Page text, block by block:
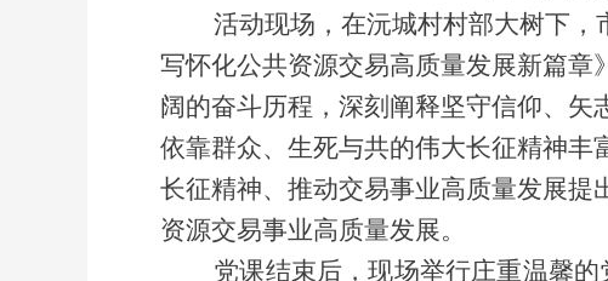
活动现场，在沅城村村部大树下，
写怀化公共资源交易高质量发展新篇
阔的奋斗历程，深刻阐释坚守信仰、矢
依靠群众、生死与共的伟大长征精神
长征精神、推动交易事业高质量发展
资源交易事业高质量发展。
党课结束后，现场举行庄重温馨的